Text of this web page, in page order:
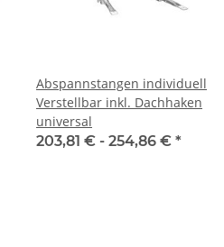
Abspannstangen individuell
Verstellbar inkl. Dachhaken
universal
203,81 € - 254,86 € *